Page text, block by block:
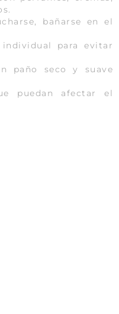
bañarse en el
para evitar
paño seco y suave
puedan afectar el